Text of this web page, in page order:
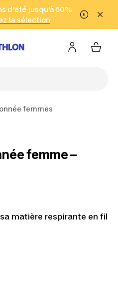
au contenu Aller au pied de
d'été jusqu'à 50%
la sélection
ici
2 h!
femmes
femme –
matière respirante en fil